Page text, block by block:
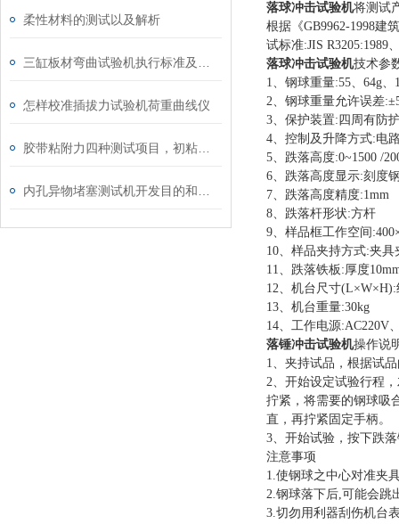
柔性材料的测试以及解析
怎样校准插拔力试验机荷重曲线仪
落球冲击试验机将测试
根据《GB9962-1998建
试标准:JIS R3205:1989
落球冲击试验机技术参
1、钢球重量:55、64g
2、钢球重量允许误差
3、保护装置:四周有防
4、控制及升降方式:电
5、跌落高度:0~1500 /
6、跌落高度显示:刻度
7、跌落高度精度:1mm
8、跌落杆形状:方杆
9、样品框工作空间
10、样品夹持方式:夹具
11、跌落铁板:厚度
12、机台尺寸(L×W×H):
13、机台重量:30kg
14、工作电源:AC220V
落锤冲击试验机操作说
1、夹持试品，根据试
2、开始设定试验行程
拧紧，将需要的钢球吸
直，再拧紧固定手柄。
3、开始试验，按下跌
注意事项
1.使钢球之中心对准夹
2.钢球落下后,可能会跳
3.切勿用利器刮伤机台